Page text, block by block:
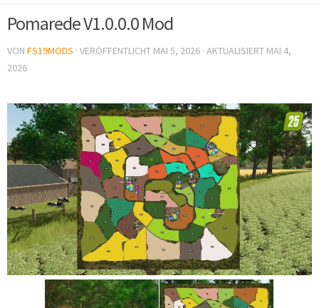
Pomarede V1.0.0.0 Mod
VON FS19MODS · VERÖFFENTLICHT MAI 5, 2026 · AKTUALISIERT MAI 4,
2026